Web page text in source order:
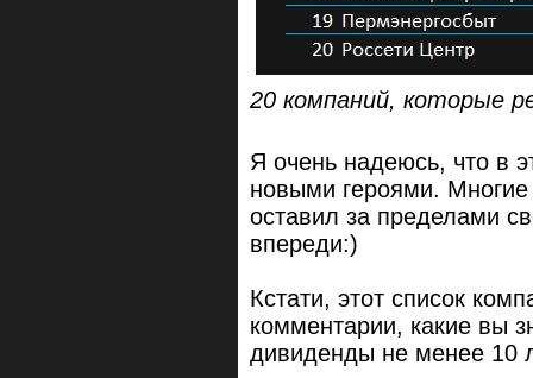
20 компаний, которые
Я очень надеюсь, что в
новыми героями. Многие
оставил за пределами
впереди:)
Кстати, этот список
комментарии, какие вы
дивиденды не менее 10